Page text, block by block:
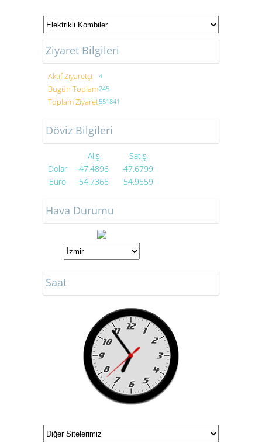
Ziyaret Bilgileri
Aktif Ziyaretçi 4
Bugün Toplam245
Toplam Ziyaret551841
Döviz Bilgileri
Alış
Satış
Dolar
47.4896
47.6799
Euro
54.7365 54.9559
Hava Durumu
Saat